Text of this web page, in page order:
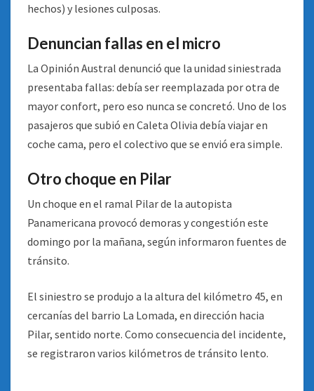
hechos) y lesiones culposas.
Denuncian fallas en el micro
La Opinión Austral denunció que la unidad siniestrada
presentaba fallas: debía ser reemplazada por otra de
mayor confort, pero eso nunca se concretó. Uno de los
pasajeros que subió en Caleta Olivia debía viajar en
coche cama, pero el colectivo que se envió era simple.
Otro choque en Pilar
Un choque en el ramal Pilar de la autopista
Panamericana provocó demoras y congestión este
domingo por la mañana, según informaron fuentes de
tránsito.
El siniestro se produjo a la altura del kilómetro 45, en
cercanías del barrio La Lomada, en dirección hacia
Pilar, sentido norte. Como consecuencia del incidente,
se registraron varios kilómetros de tránsito lento.